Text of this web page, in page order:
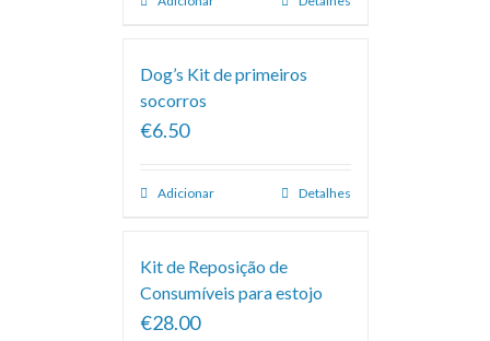
Dog’s Kit de primeiros
socorros
€6.50
Adicionar Detalhes
Kit de Reposição de
Consumíveis para estojo
€28.00